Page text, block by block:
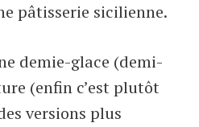
pâtisserie sicilienne.
demie-glace (demi-
(enfin c’est plutôt
versions plus